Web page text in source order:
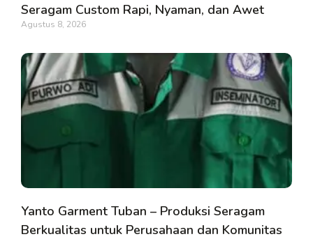
Seragam Custom Rapi, Nyaman, dan Awet
Agustus 8, 2026
Yanto Garment Tuban – Produksi Seragam
Berkualitas untuk Perusahaan dan Komunitas